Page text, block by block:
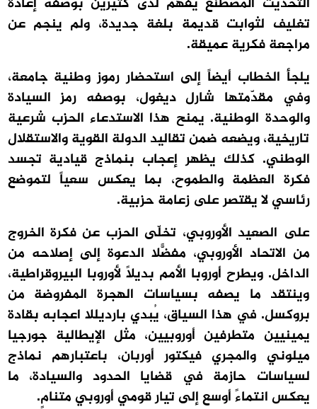
تغليف لثوابت قديمة بلغة جديدة، ولم ينجم عن
مراجعة فكرية عميقة.
يلجأ الخطاب أيضاً إلى استحضار رموز وطنية جامعة،
وفي مقدّمتها شارل ديغول، بوصفه رمز السيادة
والوحدة الوطنية. يمنح هذا الاستدعاء الحزب شرعية
تاريخية، ويضعه ضمن تقاليد الدولة القوية والاستقلال
الوطني. كذلك يظهر إعجاب بنماذج قيادية تجسد
فكرة العظمة والطموح، بما يعكس سعياً لتموضع
رئاسي لا يقتصر على زعامة حزبية.
على الصعيد الأوروبي، تخلّى الحزب عن فكرة الخروج
من الاتحاد الأوروبي، مفضّلاً الدعوة إلى إصلاحه من
الداخل. ويطرح أوروبا الأمم بديلاً لأوروبا البيروقراطية،
وينتقد ما يصفه بسياسات الهجرة المفروضة من
بروكسل. في هذا السياق، يُبدي بارديللا اعجابه بقادة
يمينيين متطرفين أوروبيين، مثل الإيطالية جورجيا
ميلوني والمجري فيكتور أوربان، باعتبارهم نماذج
لسياسات حازمة في قضايا الحدود والسيادة، ما
يعكس انتماءً أوسع إلى تيار قومي أوروبي متنامٍ.